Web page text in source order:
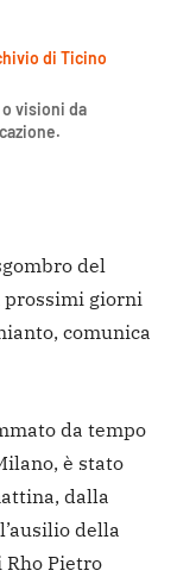
di Ticino
visioni da
del
prossimi giorni
comunica
da tempo
è stato
dalla
della
Pietro